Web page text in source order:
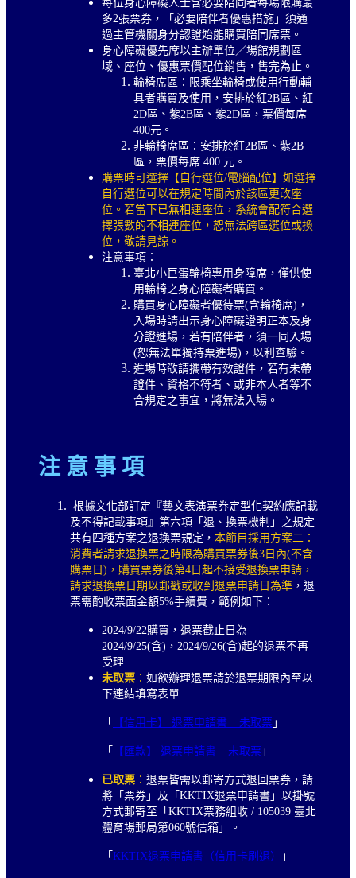
每位身心障礙人士含必要陪同者每場限購最
多2張票券，「必要陪伴者優惠措施」須通
過主管機關身分認證始能購買陪同席票。
身心障礙優先席以主辦單位／場館規劃區
域、座位、優惠票價配位銷售，售完為止。
輪椅席區：限乘坐輪椅或使用行動輔
具者購買及使用，安排於紅2B區、紅
2D區、紫2B區、紫2D區，票價每席
400元。
非輪椅席區：安排於紅2B區、紫2B
區，票價每席 400 元。
購票時可選擇【自行選位/電腦配位】如選擇
自行選位可以在規定時間內於該區更改座
位。若當下已無相連座位，系統會配符合選
擇張數的不相連座位，恕無法跨區選位或換
位，敬請見諒。
注意事項：
臺北小巨蛋輪椅專用身障席，僅供使
用輪椅之身心障礙者購買。
購買身心障礙者優待票(含輪椅席)，
入場時請出示身心障礙證明正本及身
分證進場，若有陪伴者，須一同入場
(恕無法單獨持票進場)，以利查驗。
進場時敬請攜帶有效證件，若有未帶
證件、資格不符者、或非本人者等不
合規定之事宜，將無法入場。
注 意 事 項
根據文化部訂定『藝文表演票券定型化契約應記載
及不得記載事項』第六項「退、換票機制」之規定
共有四種方案之退換票規定， 本節目採用方案二：
消費者請求退換票之時限為購買票券後3日內(不含
購票日)，購買票券後第4日起不接受退換票申請，
請求退換票日期以郵戳或收到退票申請日為準 ，退
票需酌收票面金額5%手續費，範例如下：
2024/9/22購買，退票截止日為
2024/9/25(含)，2024/9/26(含)起的退票不再
受理
未取票 ： 如欲辦理退票請於退票期限內至以
下連結填寫表單
「 【信用卡】 退票申請書 _ 未取票 」
「 【匯款】 退票申請書 _ 未取票 」
已取票 ： 退票皆需以郵寄方式退回票券，請
將「票券」及「KKTIX退票申請書」以掛號
方式郵寄至「KKTIX票務組收 / 105039 臺北
體育場郵局第060號信箱」。
「 KKTIX退票申請書（信用卡刷退） 」